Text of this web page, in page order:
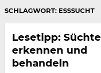
SCHLAGWORT: ESSSUCHT
Lesetipp: Süchte
erkennen und
behandeln